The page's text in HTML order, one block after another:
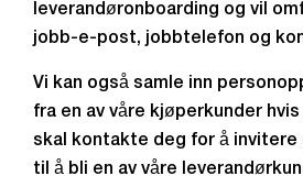
leverandøronboarding og vil
jobb-e-post, jobbtelefon og
Vi kan også samle inn
fra en av våre kjøperkunder
skal kontakte deg for å invitere
til å bli en av våre